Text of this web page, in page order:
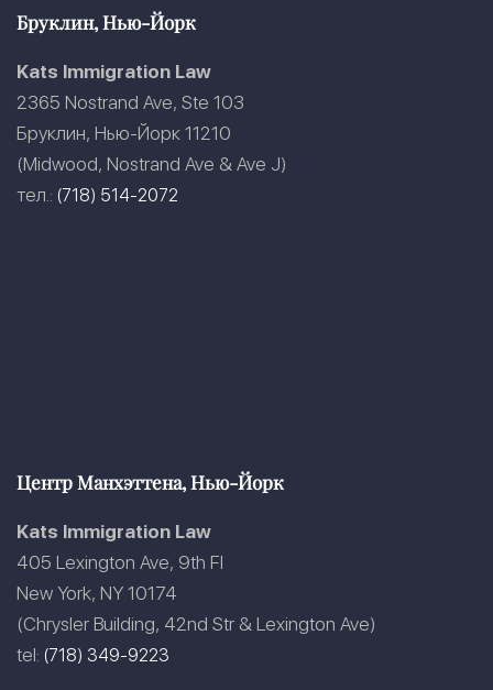
Бруклин, Нью-Йорк
Kats Immigration Law
2365 Nostrand Ave, Ste 103
Бруклин, Нью-Йорк 11210
(Midwood, Nostrand Ave & Ave J)
тел.: (718) 514-2072
Центр Манхэттена, Нью-Йорк
Kats Immigration Law
405 Lexington Ave, 9th Fl
New York, NY 10174
(Chrysler Building, 42nd Str & Lexington Ave)
tel: (718) 349-9223